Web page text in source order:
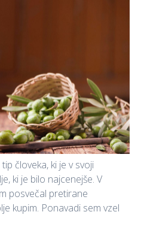
človeka, ki je v svoji
ki je bilo najcenejše. V
posvečal pretirane
kupim. Ponavadi sem vzel